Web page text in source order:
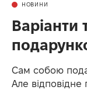
НОВИНИ
Варіанти
Сам собою
Але